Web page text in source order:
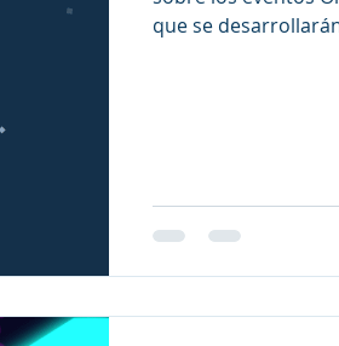
que se